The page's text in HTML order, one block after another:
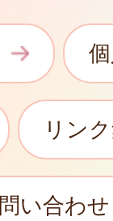
リン
い合わせ